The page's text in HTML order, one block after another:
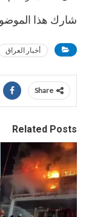
شارك هذا
أخبار العراق
Share
Related Posts